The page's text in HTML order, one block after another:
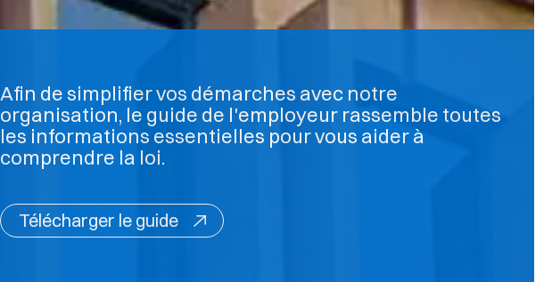
Afin de simplifier vos démarches avec notre
organisation, le guide de l'employeur rassemble toutes
les informations essentielles pour vous aider à
comprendre la loi.
Télécharger le guide